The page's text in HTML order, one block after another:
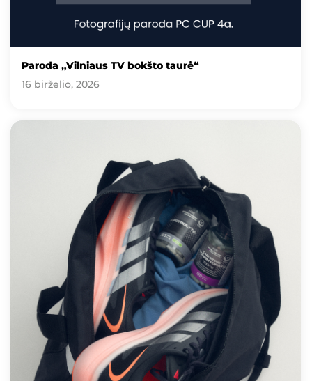
Paroda „Vilniaus TV bokšto taurė“
16 birželio, 2026